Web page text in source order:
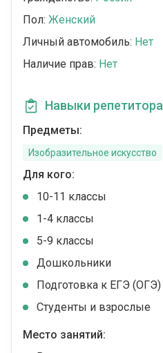
Пол: Женский
Личный автомобиль: Нет
Наличие прав: Нет
Навыки репетитора
Предметы:
Изобразительное искусство
Для кого:
10-11 классы
1-4 классы
5-9 классы
Дошкольники
Подготовка к ЕГЭ (ОГЭ)
Студенты и взрослые
Место занятий: